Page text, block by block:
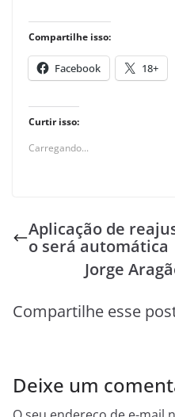
Compartilhe isso:
Facebook 18+
Curtir isso:
Carregando...
Aplicação de
o será automática
Jorge
Compartilhe esse
Deixe um